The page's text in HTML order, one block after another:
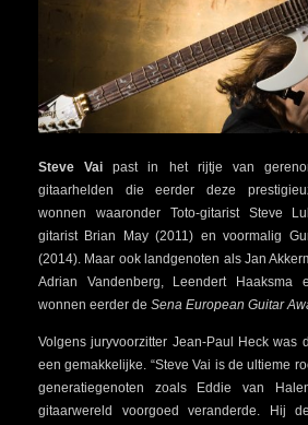
Steve Vai past in het rijtje van
gitaarhelden die eerder deze
wonnen waaronder Toto-gitarist Steve
gitarist Brian May (2011) en voormalig
(2014). Maar ook landgenoten als Jan
Adrian Vandenberg, Leendert Haaksma
wonnen eerder de Sena European Guitar
Volgens juryvoorzitter Jean-Paul Heck was
een gemakkelijke. “Steve Vai is de ultieme
generatiegenoten zoals Eddie van
gitaarwereld voorgoed veranderde. Hij